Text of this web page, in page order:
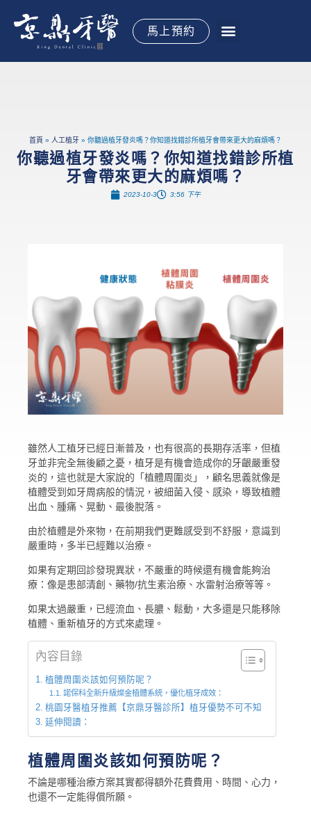
要
馬上預約
首頁 人工植牙 你聽過植牙發炎嗎？你知道找錯診所植牙會帶來更大的麻煩嗎？
你聽過植牙發炎嗎？你知道找錯診所植
牙會帶來更大的麻煩嗎？
2023-10-3 3:56 下午
雖然人工植牙已經日漸普及，也有很高的長期存活率，但植
牙並非完全無後顧之憂，植牙是有機會造成你的牙齦嚴重發
炎的，這也就是大家說的「植體周圍炎」，顧名思義就像是
植體受到如牙周病般的情況，被細菌入侵、感染，導致植體
出血、腫痛、晃動、最後脫落。
由於植體是外來物，在前期我們更難感受到不舒服，意識到
嚴重時，多半已經難以治療。
如果有定期回診發現異狀，不嚴重的時候還有機會能夠治
療：像是患部清創、藥物/抗生素治療、水雷射治療等等。
如果太過嚴重，已經流血、長膿、鬆動，大多還是只能移除
植體、重新植牙的方式來處理。
內容目錄
植體周圍炎該如何預防呢？
諾保科全新升級燦金植體系統，優化植牙成效：
桃園牙醫植牙推薦【京鼎牙醫診所】植牙優勢不可不知
延伸閱讀：
植體周圍炎該如何預防呢？
不論是哪種治療方案其實都得額外花費費用、時間、心力，
也還不一定能得償所願。